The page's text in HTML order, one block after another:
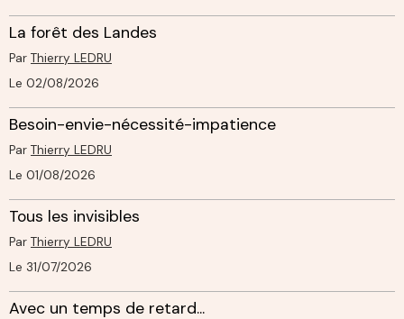
La forêt des Landes
Par Thierry LEDRU
Le 02/08/2026
Besoin-envie-nécessité-impatience
Par Thierry LEDRU
Le 01/08/2026
Tous les invisibles
Par Thierry LEDRU
Le 31/07/2026
Avec un temps de retard...